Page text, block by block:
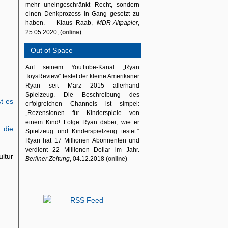
es
die
mehr uneingeschränkt Recht, sondern
einen Denkprozess in Gang gesetzt zu
haben. Klaus Raab, MDR-Altpapier,
25.05.2020, (online)
Out of Space
Auf seinem YouTube-Kanal „Ryan
ToysReview“ testet der kleine Amerikaner
Ryan seit März 2015 allerhand
Spielzeug. Die Beschreibung des
erfolgreichen Channels ist simpel:
„Rezensionen für Kinderspiele von
einem Kind! Folge Ryan dabei, wie er
Spielzeug und Kinderspielzeug testet.“
Ryan hat 17 Millionen Abonnenten und
verdient 22 Millionen Dollar im Jahr.
Berliner Zeitung, 04.12.2018 (online)